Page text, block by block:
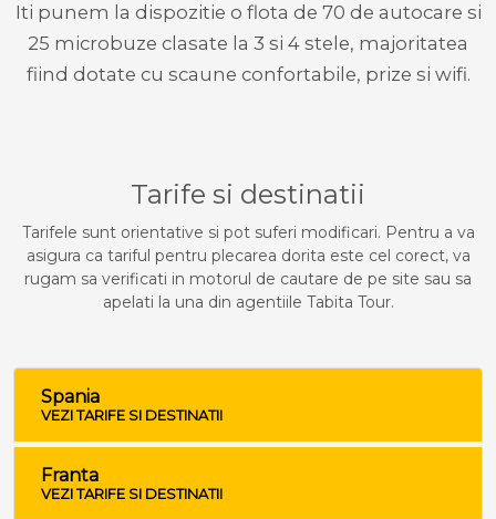
Iti punem la dispozitie o flota de 70 de autocare si
25 microbuze clasate la 3 si 4 stele, majoritatea
fiind dotate cu scaune confortabile, prize si wifi.
Tarife si destinatii
Tarifele sunt orientative si pot suferi modificari. Pentru a va
asigura ca tariful pentru plecarea dorita este cel corect, va
rugam sa verificati in motorul de cautare de pe site sau sa
apelati la una din agentiile Tabita Tour.
Spania
VEZI TARIFE SI DESTINATII
Franta
VEZI TARIFE SI DESTINATII